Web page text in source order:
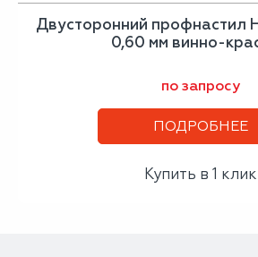
Двусторонний профнастил
0,60 мм винно-
по запросу
ПОДРОБНЕЕ
Купить в 1 клик